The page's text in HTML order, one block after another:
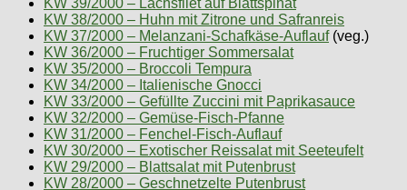
KW 38/2000 – Huhn mit Zitrone und Safranreis
KW 37/2000 – Melanzani-Schafkäse-Auflauf(veg.)
KW 36/2000 – Fruchtiger Sommersalat
KW 35/2000 – Broccoli Tempura
KW 34/2000 – Italienische Gnocci
KW 33/2000 – Gefüllte Zuccini mit Paprikasauce
KW 32/2000 – Gemüse-Fisch-Pfanne
KW 31/2000 – Fenchel-Fisch-Auflauf
KW 30/2000 – Exotischer Reissalat mit Seeteufelt
KW 29/2000 – Blattsalat mit Putenbrust
KW 28/2000 – Geschnetzelte Putenbrust